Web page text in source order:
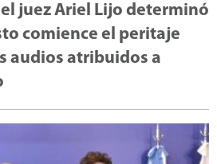
juez Ariel Lijo determinó
comience el peritaje
audios atribuidos a